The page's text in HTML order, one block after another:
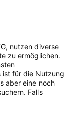
, nutzen diverse
zu ermöglichen.
ist für die Nutzung
aber eine noch
Falls